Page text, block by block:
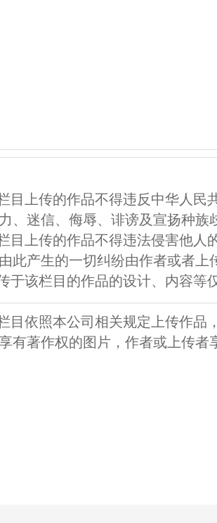
目上传的作品不得违反中华人民
、迷信、侮辱、诽谤及宣扬种族
目上传的作品不得违法侵害他人
此产生的一切纠纷由作者或者上
于该栏目的作品的设计、内容等
目依照本公司相关规定上传作品
有著作权的图片，作者或上传者